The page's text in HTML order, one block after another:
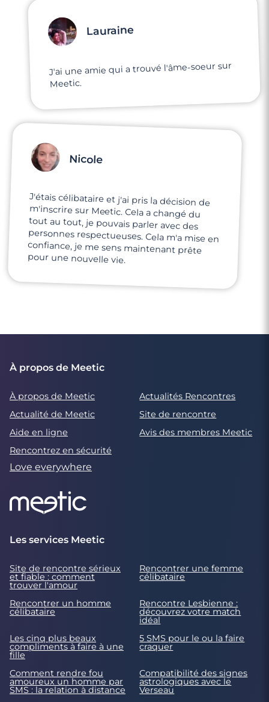
Lauraine
J'ai une amie qui a trouvé l'âme-soeur sur
Meetic.
Nicole
J'étais célibataire et j'ai pris la décision de
m'inscrire sur Meetic. Cela a changé du
tout au tout, je pouvais parler avec des
personnes respectueuses. Cela m'a mise en
confiance, je me sens maintenant prête
pour une nouvelle vie.
À propos de Meetic
À propos de Meetic
Actualités Rencontres
Actualité de Meetic
Site de rencontre
Aide en ligne
Avis des membres Meetic
Rencontrez en sécurité
Love everywhere
Les services Meetic
Site de rencontre sérieux
et fiable : comment
trouver l'amour
Rencontrer une femme
célibataire
Rencontrer un homme
célibataire
Rencontre Lesbienne :
découvrez votre match
idéal
Les cinq plus beaux
compliments à faire à une
fille
5 SMS pour le ou la faire
craquer
Comment rendre fou
amoureux un homme par
SMS : la relation à distance
Compatibilité des signes
astrologiques avec le
Verseau